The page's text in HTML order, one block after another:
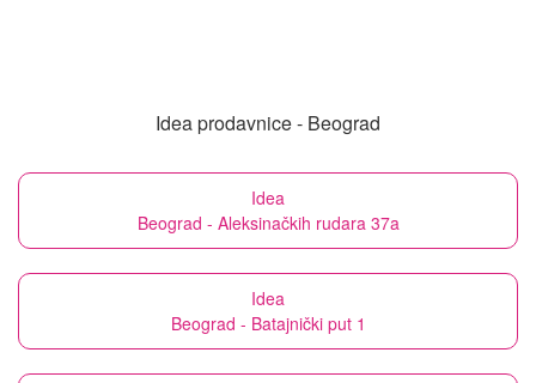
Idea prodavnice - Beograd
Idea
Beograd - Aleksinačkih rudara 37a
Idea
Beograd - Batajnički put 1